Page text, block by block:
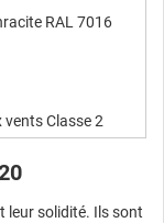
RAL 7016
vents Classe 2
leur solidité. Ils sont